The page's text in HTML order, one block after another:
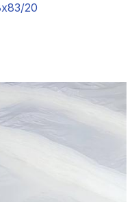
20